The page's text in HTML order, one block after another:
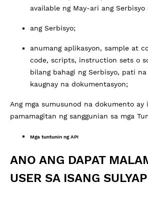
available ng May-ari ang Serbisyo
ang Serbisyo;
anumang aplikasyon, sample at
code, scripts, instruction sets o
bilang bahagi ng Serbisyo, pati
kaugnay na dokumentasyon;
Ang mga sumusunod na dokumento ay
pamamagitan ng sanggunian sa mga
Mga tuntunin ng API
ANO ANG DAPAT
USER SA ISANG SULYAP